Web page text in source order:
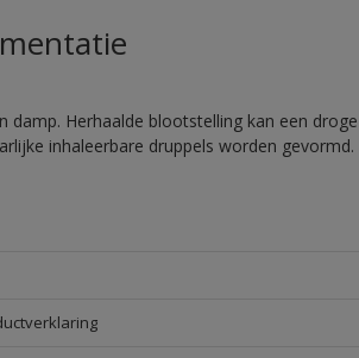
damp. Herhaalde blootstelling kan een
inhaleerbare druppels worden gevormd.